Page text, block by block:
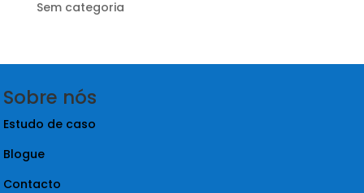
Sem categoria
Sobre nós
Estudo de caso
Blogue
Contacto